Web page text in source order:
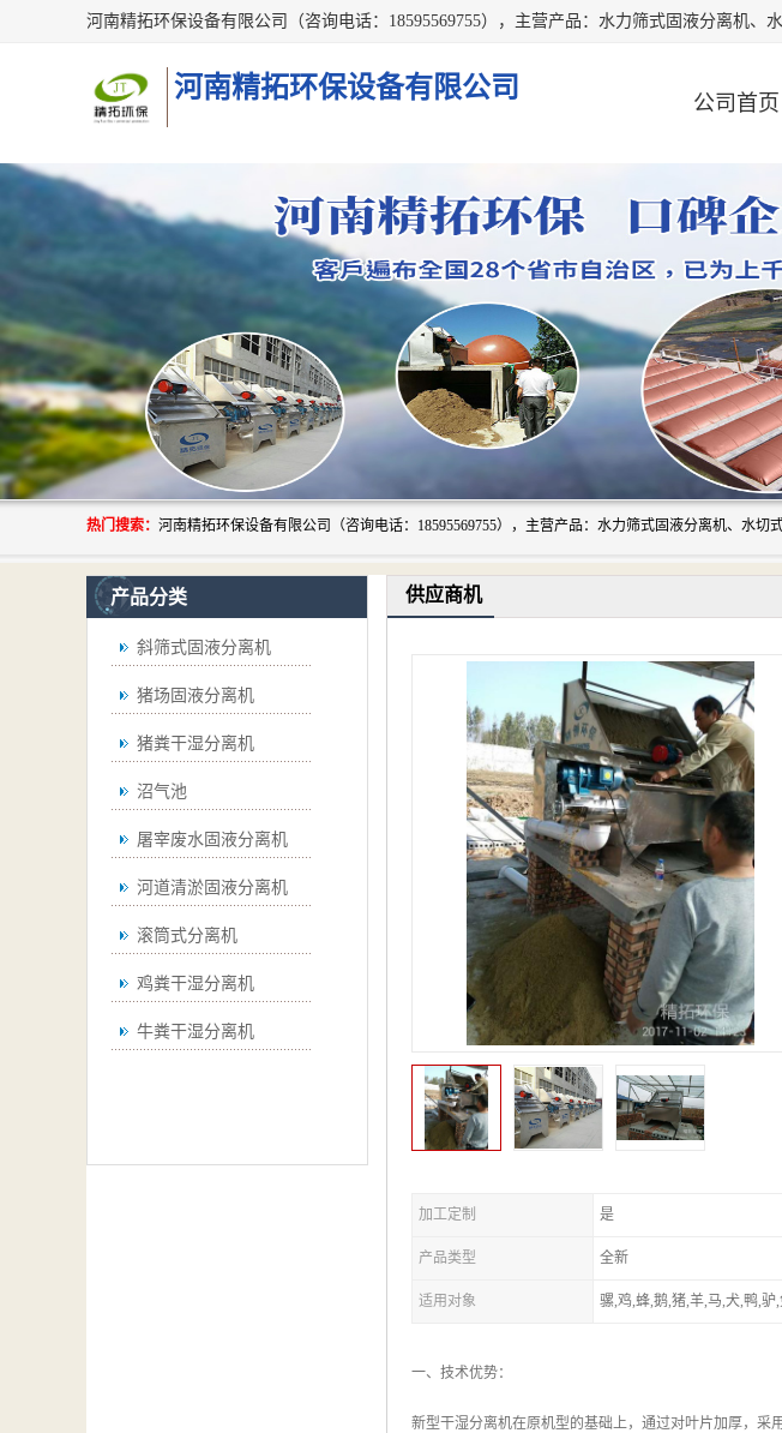
河南精拓环保设备有限公司 公司首页
热门搜索：
产品分类
斜筛式固液分离机
猪场固液分离机
猪粪干湿分离机
沼气池
屠宰废水固液分离机
河道清淤固液分离机
滚筒式分离机
鸡粪干湿分离机
牛粪干湿分离机
供应商机
加工定制 是
产品类型 全新
适用对象 骡,鸡,蜂,鹅,猪,羊,马,犬,鸭,驴
一、技术优势：
新型干湿分离机在原机型的基础上，通过对叶片加厚，采